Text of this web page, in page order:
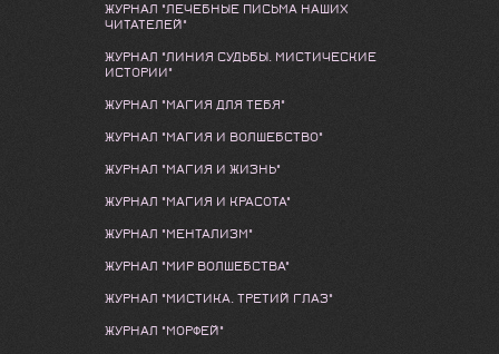
ЖУРНАЛ "ЛЕЧЕБНЫЕ ПИСЬМА НАШИХ
ЧИТАТЕЛЕЙ"
ЖУРНАЛ "ЛИНИЯ СУДЬБЫ. МИСТИЧЕСКИЕ
ИСТОРИИ"
ЖУРНАЛ "МАГИЯ ДЛЯ ТЕБЯ"
ЖУРНАЛ "МАГИЯ И ВОЛШЕБСТВО"
ЖУРНАЛ "МАГИЯ И ЖИЗНЬ"
ЖУРНАЛ "МАГИЯ И КРАСОТА"
ЖУРНАЛ "МЕНТАЛИЗМ"
ЖУРНАЛ "МИР ВОЛШЕБСТВА"
ЖУРНАЛ "МИСТИКА. ТРЕТИЙ ГЛАЗ"
ЖУРНАЛ "МОРФЕЙ"